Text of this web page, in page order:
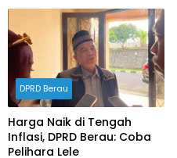
DPRD Berau
Harga Naik di Tengah
Inflasi, DPRD Berau: Coba
Pelihara Lele